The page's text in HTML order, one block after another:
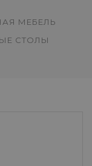
МЕБЕЛЬ
СТОЛЫ